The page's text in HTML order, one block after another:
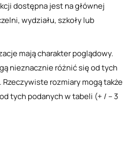
dostępna jest na głównej
wydziału, szkoły lub
mają charakter poglądowy.
nieznacznie różnić się od tych
rozmiary mogą także
tych podanych w tabeli (+ / – 3